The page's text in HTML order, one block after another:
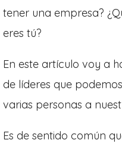
tener una empresa?
eres tú?
En este artículo voy a
de líderes que
varias personas a
Es de sentido común